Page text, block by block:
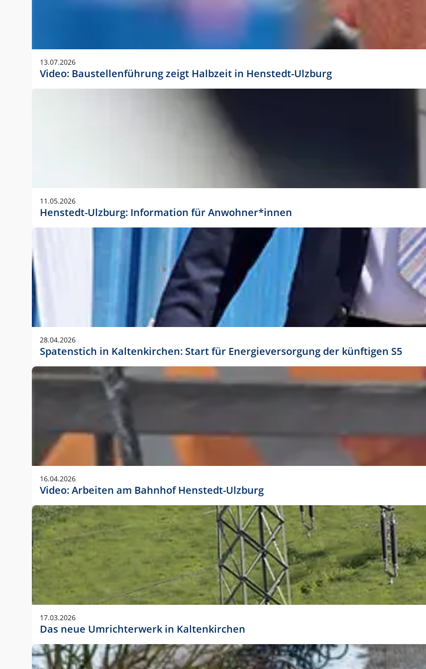
Anwendungsgröße im Layout:
Die Logohöhe beträgt 4 – 10 % der jeweiligen Formathöhe. Daraus ergeben sich für gängige Formate
folgende fest definierte Anwendungsgrößen im Layout:
DIN A3 – 15 mm hoch (5 %)
DIN A1 – 39 mm hoch (5 %)
DIN lang – 10 mm hoch (5 %)
1080 x 1080 px – 78 px hoch (7 %)
In Ausnahmefällen darf das Logo jedoch auch größer oder kleiner gesetzt werden. Dazu bedarf es jedoch
stets der vorherigen Absprache mit der Marketingabteilung.
13.07.2026
Video: Baustellenführung zeigt Halbzeit in Henstedt-Ulzburg
11.05.2026
Henstedt-Ulzburg: Information für Anwohner*innen
28.04.2026
Spatenstich in Kaltenkirchen: Start für Energieversorgung der künftigen S5
16.04.2026
Video: Arbeiten am Bahnhof Henstedt-Ulzburg
17.03.2026
Das neue Umrichterwerk in Kaltenkirchen